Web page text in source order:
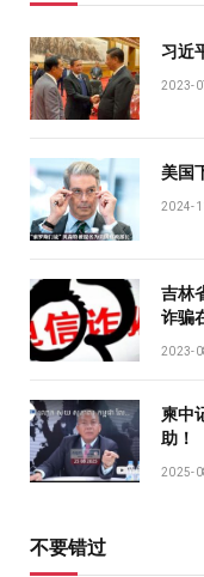
习近
2023-
美国
2024-
吉林
诈骗
2023-
柬中
助！
2025-
不要错过